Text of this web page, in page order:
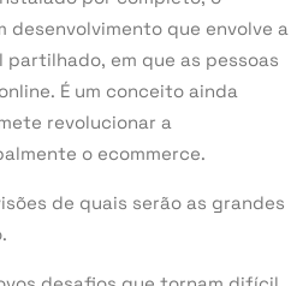
desenvolvimento que envolve a
em que as pessoas
É um conceito ainda
revolucionar a
o ecommerce.
de quais serão as grandes